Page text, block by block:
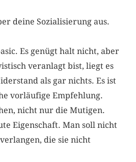
deine Sozialisierung aus.
Es genügt halt nicht, aber
veranlagt bist, liegt es
als gar nichts. Es ist
vorläufige Empfehlung.
nicht nur die Mutigen.
Eigenschaft. Man soll nicht
die sie nicht